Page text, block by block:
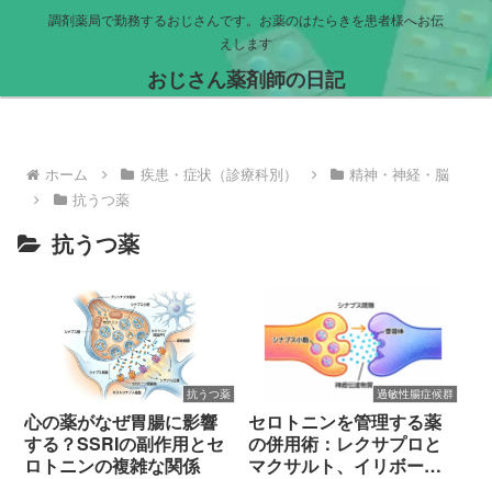
調剤薬局で勤務するおじさんです。お薬のはたらきを患者様へお伝
えします
おじさん薬剤師の日記
ホーム 疾患・症状（診療科別）
精神・神経・脳
抗うつ薬
抗うつ薬
抗うつ薬
心の薬がなぜ胃腸に影響
する？SSRIの副作用とセ
ロトニンの複雑な関係
過敏性腸症候群
セロトニンを管理する薬
の併用術：レクサプロと
マクサルト、イリボーの